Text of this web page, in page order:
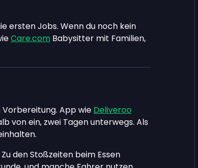
ersten Jobs. Wenn du noch kein
Care.com Babysitter mit Familien,
App wie Deliveroo
von ein, zwei Tagen unterwegs. Als
den Stoßzeiten beim Essen